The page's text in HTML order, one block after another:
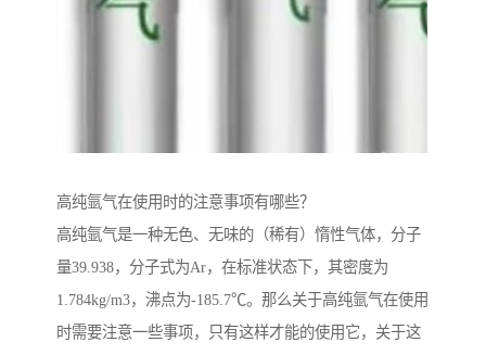
高纯氩气在使用时的注意事项有哪些？
高纯氩气是一种无色、无味的（稀有）惰性气体，分子
量39.938，分子式为Ar，在标准状态下，其密度为
1.784kg/m3，沸点为-185.7℃。那么关于高纯氩气在使用
时需要注意一些事项，只有这样才能的使用它，关于这